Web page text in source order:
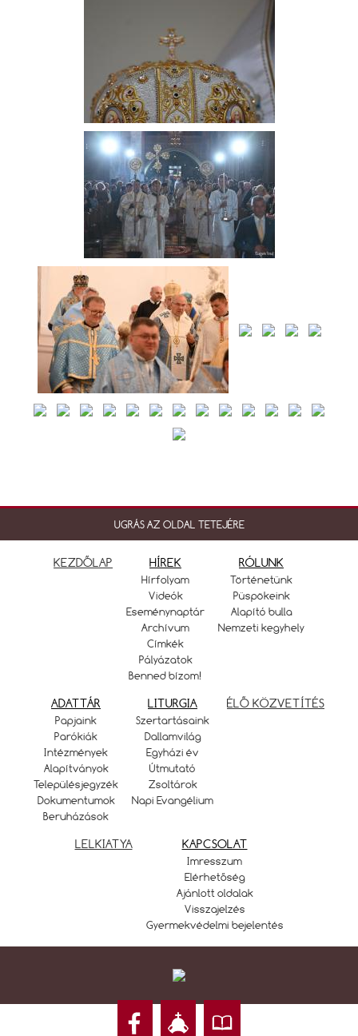
UGRÁS AZ OLDAL TETEJÉRE
KEZDŐLAP HÍREK
Hírfolyam
Videók
Eseménynaptár
Archívum
Címkék
Pályázatok
Benned bízom!
RÓLUNK
Történetünk
Püspökeink
Alapító bulla
Nemzeti kegyhely
ADATTÁR
Papjaink
Parókiák
Intézmények
Alapítványok
Településjegyzék
Dokumentumok
Beruházások
LITURGIA
Szertartásaink
Dallamvilág
Egyházi év
Útmutató
Zsoltárok
Napi Evangélium
ÉLŐ KÖZVETÍTÉS
LELKIATYA KAPCSOLAT
Imresszum
Elérhetőség
Ajánlott oldalak
Visszajelzés
Gyermekvédelmi bejelentés